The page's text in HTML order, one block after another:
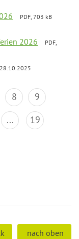
PDF, 703 kB
2026
PDF,
28.10.2025
8
9
... 19
nach oben